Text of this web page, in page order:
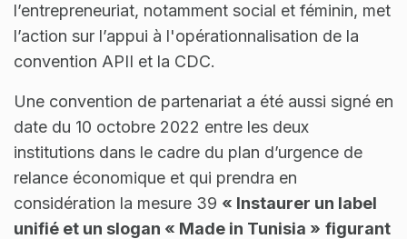
l’entrepreneuriat, notamment social et féminin, met
l’action sur l’appui à l'opérationnalisation de la
convention APII et la CDC.
Une convention de partenariat a été aussi signé en
date du 10 octobre 2022 entre les deux
institutions dans le cadre du plan d’urgence de
relance économique et qui prendra en
considération la mesure 39 « Instaurer un label
unifié et un slogan « Made in Tunisia » figurant